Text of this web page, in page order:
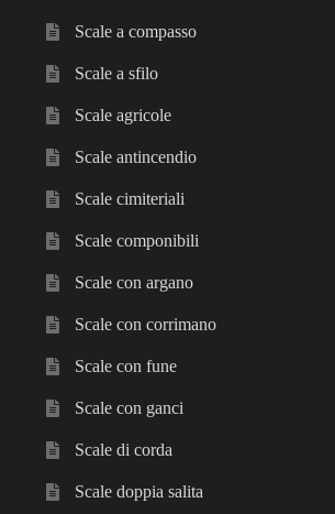
Scale a compasso
Scale a sfilo
Scale agricole
Scale antincendio
Scale cimiteriali
Scale componibili
Scale con argano
Scale con corrimano
Scale con fune
Scale con ganci
Scale di corda
Scale doppia salita